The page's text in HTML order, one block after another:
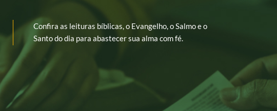
Confira as leituras bíblicas, o Evangelho, o Salmo e o
Santo do dia para abastecer sua alma com fé.